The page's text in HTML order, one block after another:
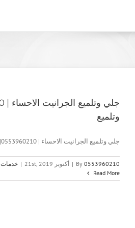
وتلميع
جلي وتلميع الجرانيت الاحساء | 0553960210| جلي وتلميع جلي وتلميع [...]
By 0553960210
| أكتوبر 21st, 2019 | خدمات
Read More